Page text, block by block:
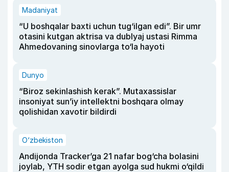
Madaniyat
“U boshqalar baxti uchun tug‘ilgan edi”. Bir umr
otasini kutgan aktrisa va dublyaj ustasi Rimma
Ahmedovaning sinovlarga to‘la hayoti
Dunyo
“Biroz sekinlashish kerak”. Mutaxassislar
insoniyat sun’iy intellektni boshqara olmay
qolishidan xavotir bildirdi
O‘zbekiston
Andijonda Tracker’ga 21 nafar bog‘cha bolasini
joylab, YTH sodir etgan ayolga sud hukmi o‘qildi